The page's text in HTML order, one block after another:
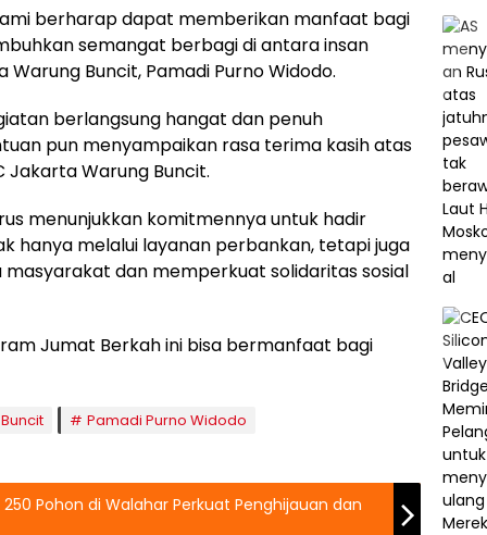
berharap dapat memberikan manfaat bagi
semangat berbagi di antara insan
Warung Buncit, Pamadi Purno Widodo.
berlangsung hangat dan penuh
pun menyampaikan rasa terima kasih atas
Jakarta Warung Buncit.
menunjukkan komitmennya untuk hadir
hanya melalui layanan perbankan, tetapi juga
dan memperkuat solidaritas sosial
Jumat Berkah ini bisa bermanfaat bagi
Pamadi Purno Widodo
Pohon di Walahar Perkuat Penghijauan dan